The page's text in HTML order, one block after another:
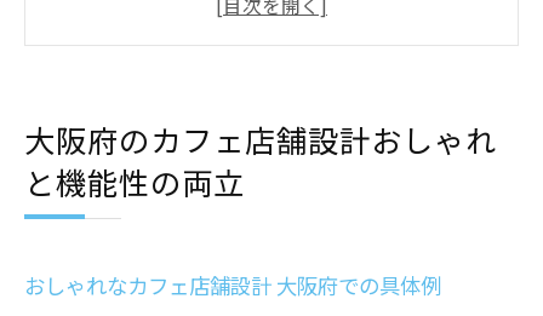
機能性を追求したカフェ店舗設計 大阪府の
カフェ店舗設計 大阪府での成功事例
大阪府のカフェ店舗設計 美しさと快適さの
融合
バイス
大阪府のカフェ店舗設計おしゃれ
と機能性の両立
おしゃれなカフェ店舗設計 大阪府での具体例